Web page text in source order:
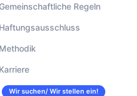
Gemeinschaftliche Regeln
Haftungsausschluss
Methodik
Karriere
Wir suchen/ Wir stellen ein!